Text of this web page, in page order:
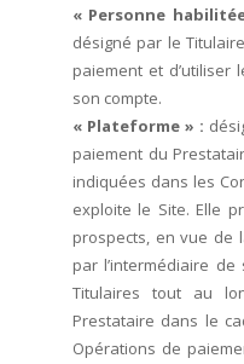
« Personne
désigné par le
paiement et d’utiliser
son compte.
« Plateforme » :
paiement du
indiquées dans les
exploite le Site. Elle
prospects, en vue de
par l’intermédiaire
Titulaires tout au
Prestataire dans le
Opérations de